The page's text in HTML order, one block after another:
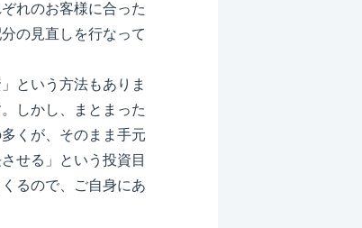
れのお客様に合った
の見直しを行なって
という方法もありま
しかし、まとまった
くが、そのまま手元
せる」という投資目
るので、ご自身にあ